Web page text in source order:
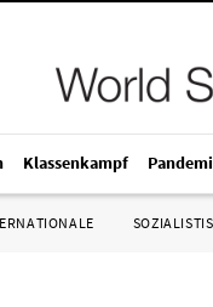
Klassenkampf